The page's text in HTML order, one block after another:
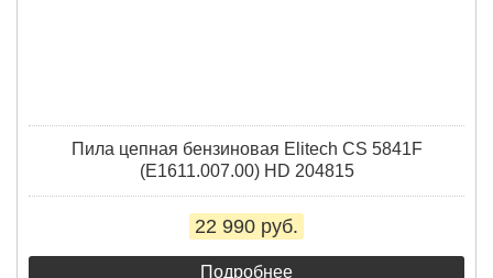
Пила цепная бензиновая Elitech CS 5841F
(E1611.007.00) HD 204815
22 990 руб.
Подробнее